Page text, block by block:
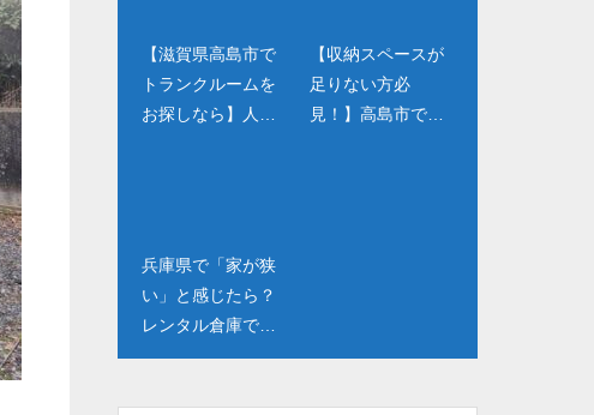
【滋賀県高島市で
トランクルームを
お探しなら】人気
【収納スペースが
足りない方必
見！】高島市でト
兵庫県で「家が狭
い」と感じたら？
レンタル倉庫で暮
らしを変える新し
兵庫県で「家が狭
い」と感じたら？
レンタル倉庫で暮
コンテナ近隣のお
すすめ飲食店5選！
☆兵庫県三田市編
三重県のパワース
ポット巡り🌿✨～
心も体も癒される
旅へ～/トランクル